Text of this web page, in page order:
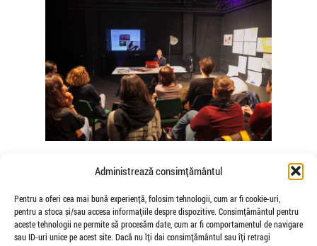
Administrează consimțământul
Pentru a oferi cea mai bună experiență, folosim tehnologii, cum ar fi cookie-uri,
pentru a stoca și/sau accesa informațiile despre dispozitive. Consimțământul pentru
aceste tehnologii ne permite să procesăm date, cum ar fi comportamentul de navigare
sau ID-uri unice pe acest site. Dacă nu îți dai consimțământul sau îți retragi
Somatice susținute de coregrafele
Mădălina Dan și Valentina De Piante
Niculae
de Veioza Arte